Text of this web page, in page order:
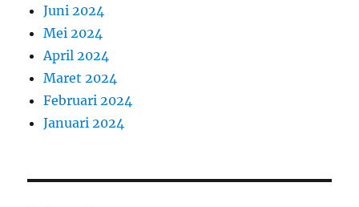
Juni 2024
Mei 2024
April 2024
Maret 2024
Februari 2024
Januari 2024